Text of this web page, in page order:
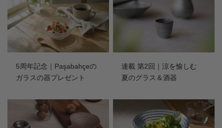
5周年記念｜Paşabahçeの
ガラスの器プレゼント
連載 第2回｜涼を愉しむ
夏のグラス＆酒器